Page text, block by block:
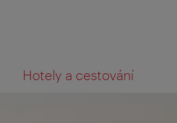
Hotely a cestování